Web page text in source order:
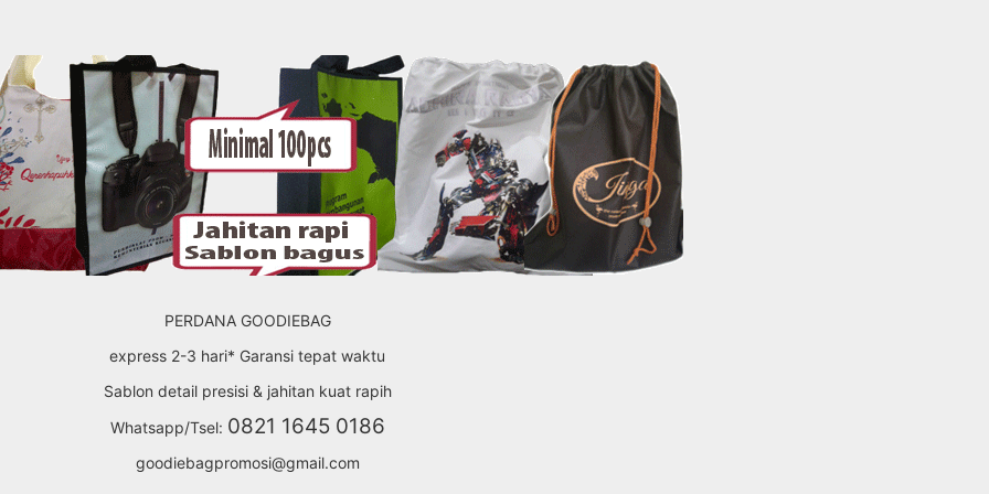
PERDANA GOODIEBAG
express 2-3 hari* Garansi tepat waktu
Sablon detail presisi & jahitan kuat rapih
Whatsapp/Tsel: 0821 1645 0186
goodiebagpromosi@gmail.com